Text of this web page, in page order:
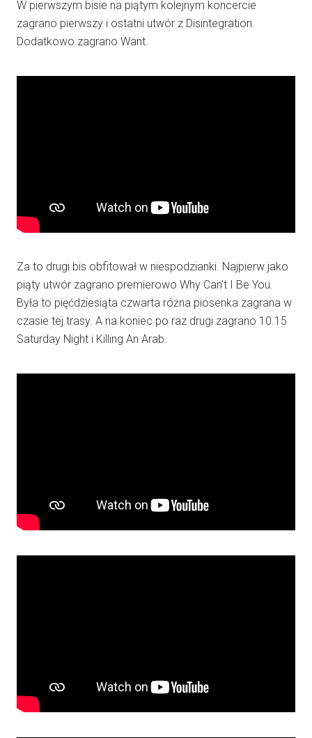
W pierwszym bisie na piątym kolejnym koncercie
zagrano pierwszy i ostatni utwór z Disintegration.
Dodatkowo zagrano Want.
Za to drugi bis obfitował w niespodzianki. Najpierw jako
piąty utwór zagrano premierowo Why Can’t I Be You.
Była to pięćdziesiąta czwarta różna piosenka zagrana w
czasie tej trasy. A na koniec po raz drugi zagrano 10.15
Saturday Night i Killing An Arab.